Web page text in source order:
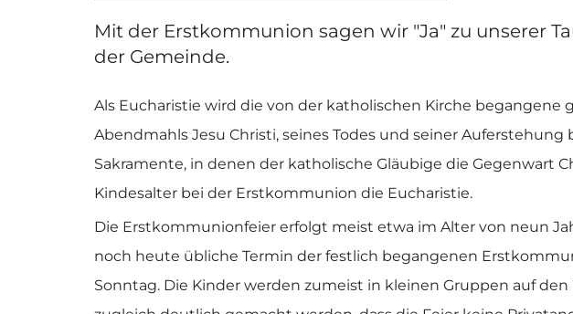
Mit der Erstkommunion sagen wir "Ja" zu unserer
der Gemeinde.
Als Eucharistie wird die von der katholischen Kirche
Abendmahls Jesu Christi, seines Todes und seiner
Sakramente, in denen der katholische Gläubige die Gegenwart
Kindesalter bei der Erstkommunion die Eucharistie.
Die Erstkommunionfeier erfolgt meist etwa im Alter von neun
noch heute übliche Termin der festlich begangenen
Sonntag. Die Kinder werden zumeist in kleinen Gruppen auf